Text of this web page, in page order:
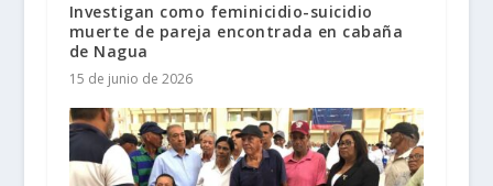
Investigan como feminicidio-suicidio
muerte de pareja encontrada en cabaña
de Nagua
15 de junio de 2026